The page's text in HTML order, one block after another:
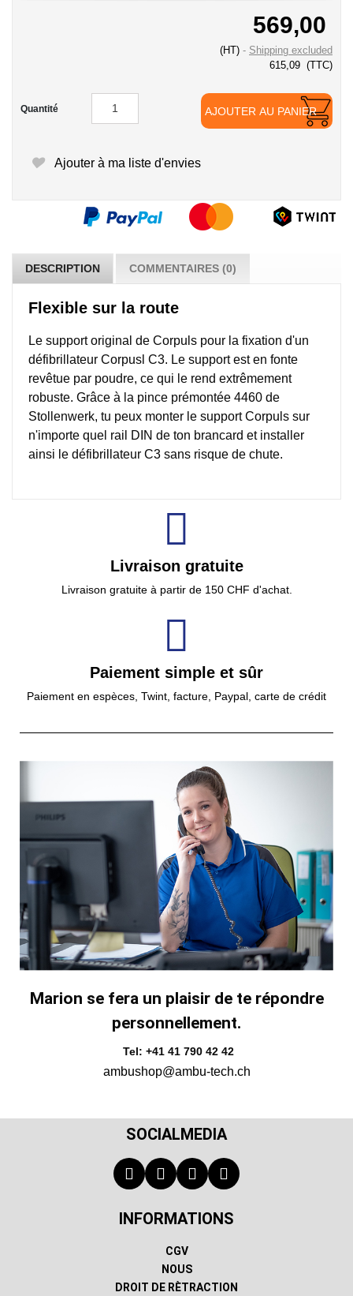
569,00
(HT)
Shipping excluded
615,09 (TTC)
Quantité AJOUTER AU PANIER
Ajouter à ma liste d'envies
DESCRIPTION COMMENTAIRES (0)
Flexible sur la route
Le support original de Corpuls pour la fixation d'un
défibrillateur Corpusl C3. Le support est en fonte
revêtue par poudre, ce qui le rend extrêmement
robuste. Grâce à la pince prémontée 4460 de
Stollenwerk, tu peux monter le support Corpuls sur
n'importe quel rail DIN de ton brancard et installer
ainsi le défibrillateur C3 sans risque de chute.
Livraison gratuite
Livraison gratuite à partir de 150 CHF d'achat.
Paiement simple et sûr
Paiement en espèces, Twint, facture, Paypal, carte de crédit
Marion se fera un plaisir de te répondre
personnellement.
Tel: +41 41 790 42 42
ambushop@ambu-tech.ch
SOCIALMEDIA
INFORMATIONS
CGV
NOUS
DROIT DE RÈTRACTION